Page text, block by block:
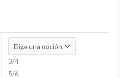
3/4
5/6